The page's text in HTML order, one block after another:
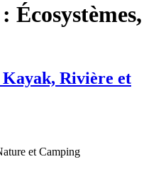
Rivière et
et Camping